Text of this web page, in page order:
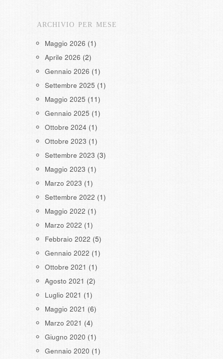
ARCHIVIO PER MESE
Maggio 2026 (1)
Aprile 2026 (2)
Gennaio 2026 (1)
Settembre 2025 (1)
Maggio 2025 (11)
Gennaio 2025 (1)
Ottobre 2024 (1)
Ottobre 2023 (1)
Settembre 2023 (3)
Maggio 2023 (1)
Marzo 2023 (1)
Settembre 2022 (1)
Maggio 2022 (1)
Marzo 2022 (1)
Febbraio 2022 (5)
Gennaio 2022 (1)
Ottobre 2021 (1)
Agosto 2021 (2)
Luglio 2021 (1)
Maggio 2021 (6)
Marzo 2021 (4)
Giugno 2020 (1)
Gennaio 2020 (1)